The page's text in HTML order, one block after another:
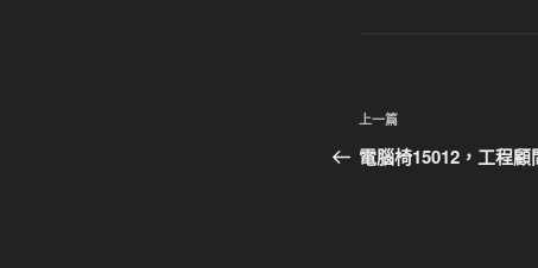
文
章
上
一
上一篇
電腦椅15012，工程